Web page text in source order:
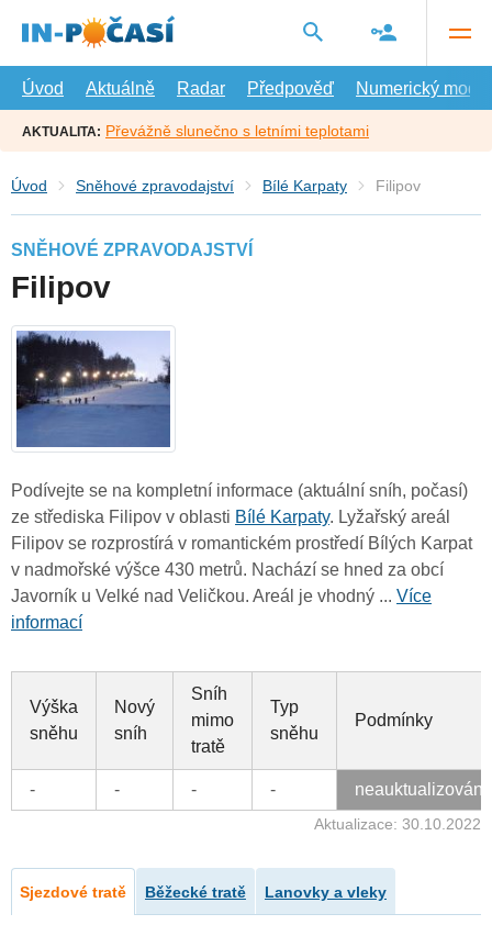
hlavní
Úvod
Aktuálně Radar Předpověď Numerický model
AKTUALITA: Převážně slunečno s letními teplotami
Úvod Sněhové zpravodajství Bílé Karpaty Filipov
SNĚHOVÉ ZPRAVODAJSTVÍ
Filipov
Podívejte se na kompletní informace (aktuální sníh, počasí)
ze střediska Filipov v oblasti Bílé Karpaty. Lyžařský areál
Filipov se rozprostírá v romantickém prostředí Bílých Karpat
v nadmořské výšce 430 metrů. Nachází se hned za obcí
Javorník u Velké nad Veličkou. Areál je vhodný ... Více
informací
Výška
sněhu
Nový
sníh
Sníh
mimo
tratě
Typ
sněhu
Podmínky
- - - - neauktualizováno
Aktualizace: 30.10.2022
Sjezdové tratě Běžecké tratě Lanovky a vleky